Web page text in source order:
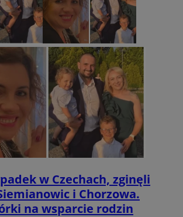
w Czechach, zginęli
i Chorzowa.
na wsparcie rodzin